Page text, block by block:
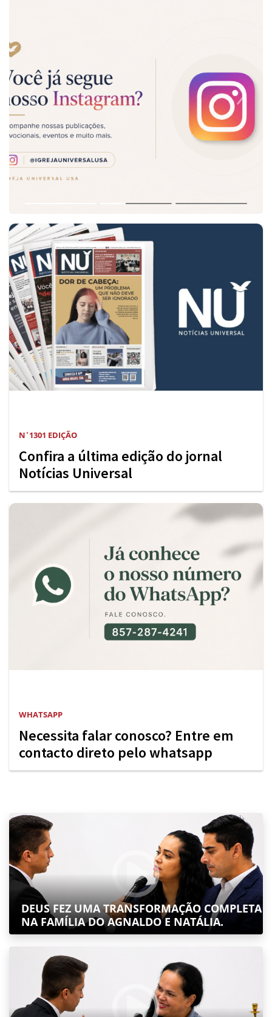
Previous Next
N ̊ 1301 EDIÇÃO
Confira a última edição do jornal
Notícias Universal
WHATSAPP
Necessita falar conosco? Entre em
contacto direto pelo whatsapp
DEUS FEZ UMA TRANSFORMAÇÃO COMPLETA
NA FAMÍLIA DO AGNALDO E NATÁLIA.